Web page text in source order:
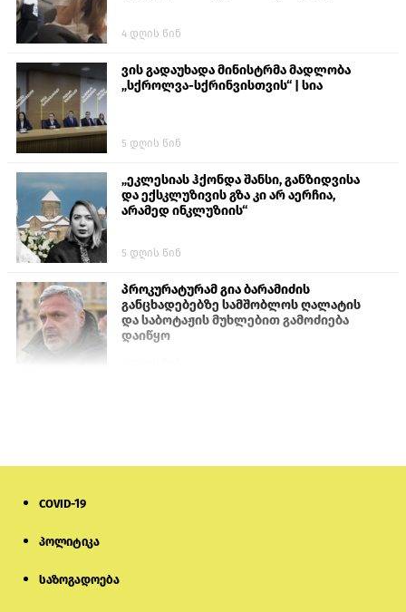
4 დღის წინ
ვის გადაუხადა მინისტრმა მადლობა
„სქროლვა-სქრინვისთვის“ | სია
5 დღის წინ
„ეკლესიას ჰქონდა შანსი, განზიდვისა
და ექსკლუზივის გზა კი არ აერჩია,
არამედ ინკლუზიის“
5 დღის წინ
პროკურატურამ გია ბარამიძის
განცხადებებზე სამშობლოს ღალატის
და საბოტაჟის მუხლებით გამოძიება
დაიწყო
COVID-19
პოლიტიკა
საზოგადოება